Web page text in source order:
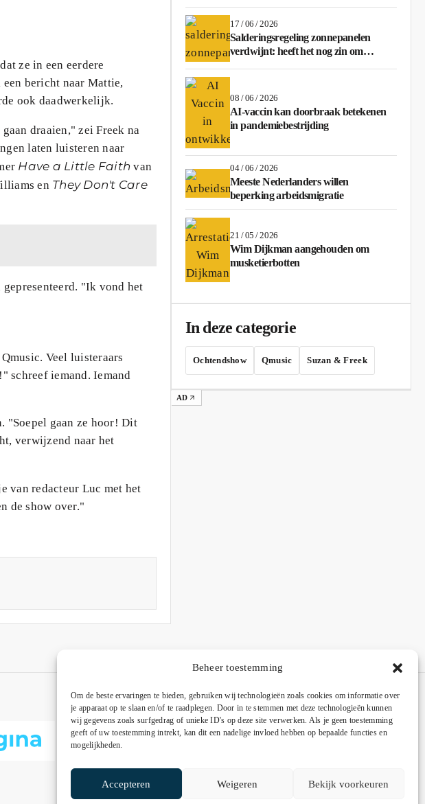
Beheer toestemming
Om de beste ervaringen te bieden, gebruiken wij technologieën zoals cookies om informatie over
je apparaat op te slaan en/of te raadplegen. Door in te stemmen met deze technologieën kunnen
wij gegevens zoals surfgedrag of unieke ID's op deze site verwerken. Als je geen toestemming
geeft of uw toestemming intrekt, kan dit een nadelige invloed hebben op bepaalde functies en
mogelijkheden.
Accepteren Weigeren Bekijk voorkeuren
ze in een eerdere
bericht naar Mattie,
ook daadwerkelijk.
draaien," zei Freek na
laten luisteren naar
Have a Little Faith van
en They Don't Care
gepresenteerd. "Ik vond het
Veel luisteraars
schreef iemand. Iemand
"Soepel gaan ze hoor! Dit
verwijzend naar het
van redacteur Luc met het
de show over."
regeling
17 / 06 / 2026
Salderingsregeling zonnepanelen
verdwijnt: heeft het nog zin om
08 / 06 / 2026
AI-vaccin kan doorbraak betekenen
in pandemiebestrijding
04 / 06 / 2026
Meeste Nederlanders willen
beperking arbeidsmigratie
21 / 05 / 2026
Wim Dijkman aangehouden om
musketierbotten
In deze categorie
Ochtendshow Qmusic Suzan & Freek
AD